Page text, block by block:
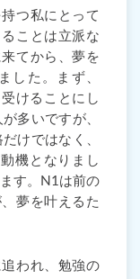
つ私にとって
ことは立派な
てから、夢を
した。まず、
けることにし
多いですが、
けではなく、
機となりまし
す。N1は前の
夢を叶えるた
われ、勉強の